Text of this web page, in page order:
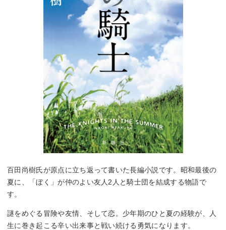
百田尚樹氏が原点に立ち返って書いた長編小説です。昭和最後の
夏に、「ぼく」が仲のよい友人2人と騎士団を結成する物語で
す。
謎をめぐる冒険や友情、そして恋。少年期のひと夏の経験が、人
生に巻き起こる辛い出来事と戦い続ける勇気になります。